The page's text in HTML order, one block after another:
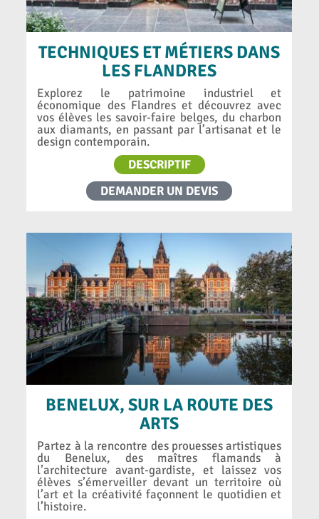
TECHNIQUES ET MÉTIERS DANS
LES FLANDRES
Explorez le patrimoine industriel et
économique des Flandres et découvrez avec
vos élèves les savoir-faire belges, du charbon
aux diamants, en passant par l’artisanat et le
design contemporain.
DESCRIPTIF
DEMANDER UN DEVIS
BENELUX, SUR LA ROUTE DES
ARTS
Partez à la rencontre des prouesses artistiques
du Benelux, des maîtres flamands à
l’architecture avant-gardiste, et laissez vos
élèves s’émerveiller devant un territoire où
l’art et la créativité façonnent le quotidien et
l’histoire.